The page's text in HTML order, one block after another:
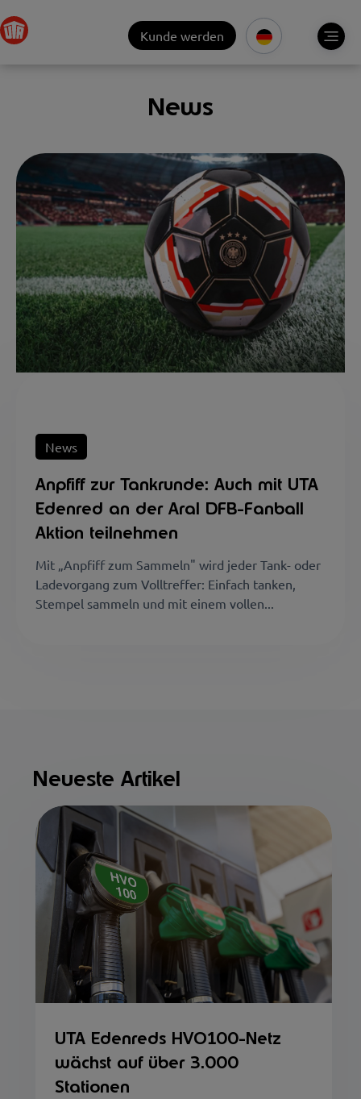
Kunde werden
News
News
Anpfiff zur Tankrunde: Auch mit UTA
Edenred an der Aral DFB-Fanball
Aktion teilnehmen
Mit „Anpfiff zum Sammeln" wird jeder Tank- oder
Ladevorgang zum Volltreffer: Einfach tanken,
Stempel sammeln und mit einem vollen...
Neueste Artikel
UTA Edenreds HVO100-Netz
wächst auf über 3.000
Stationen